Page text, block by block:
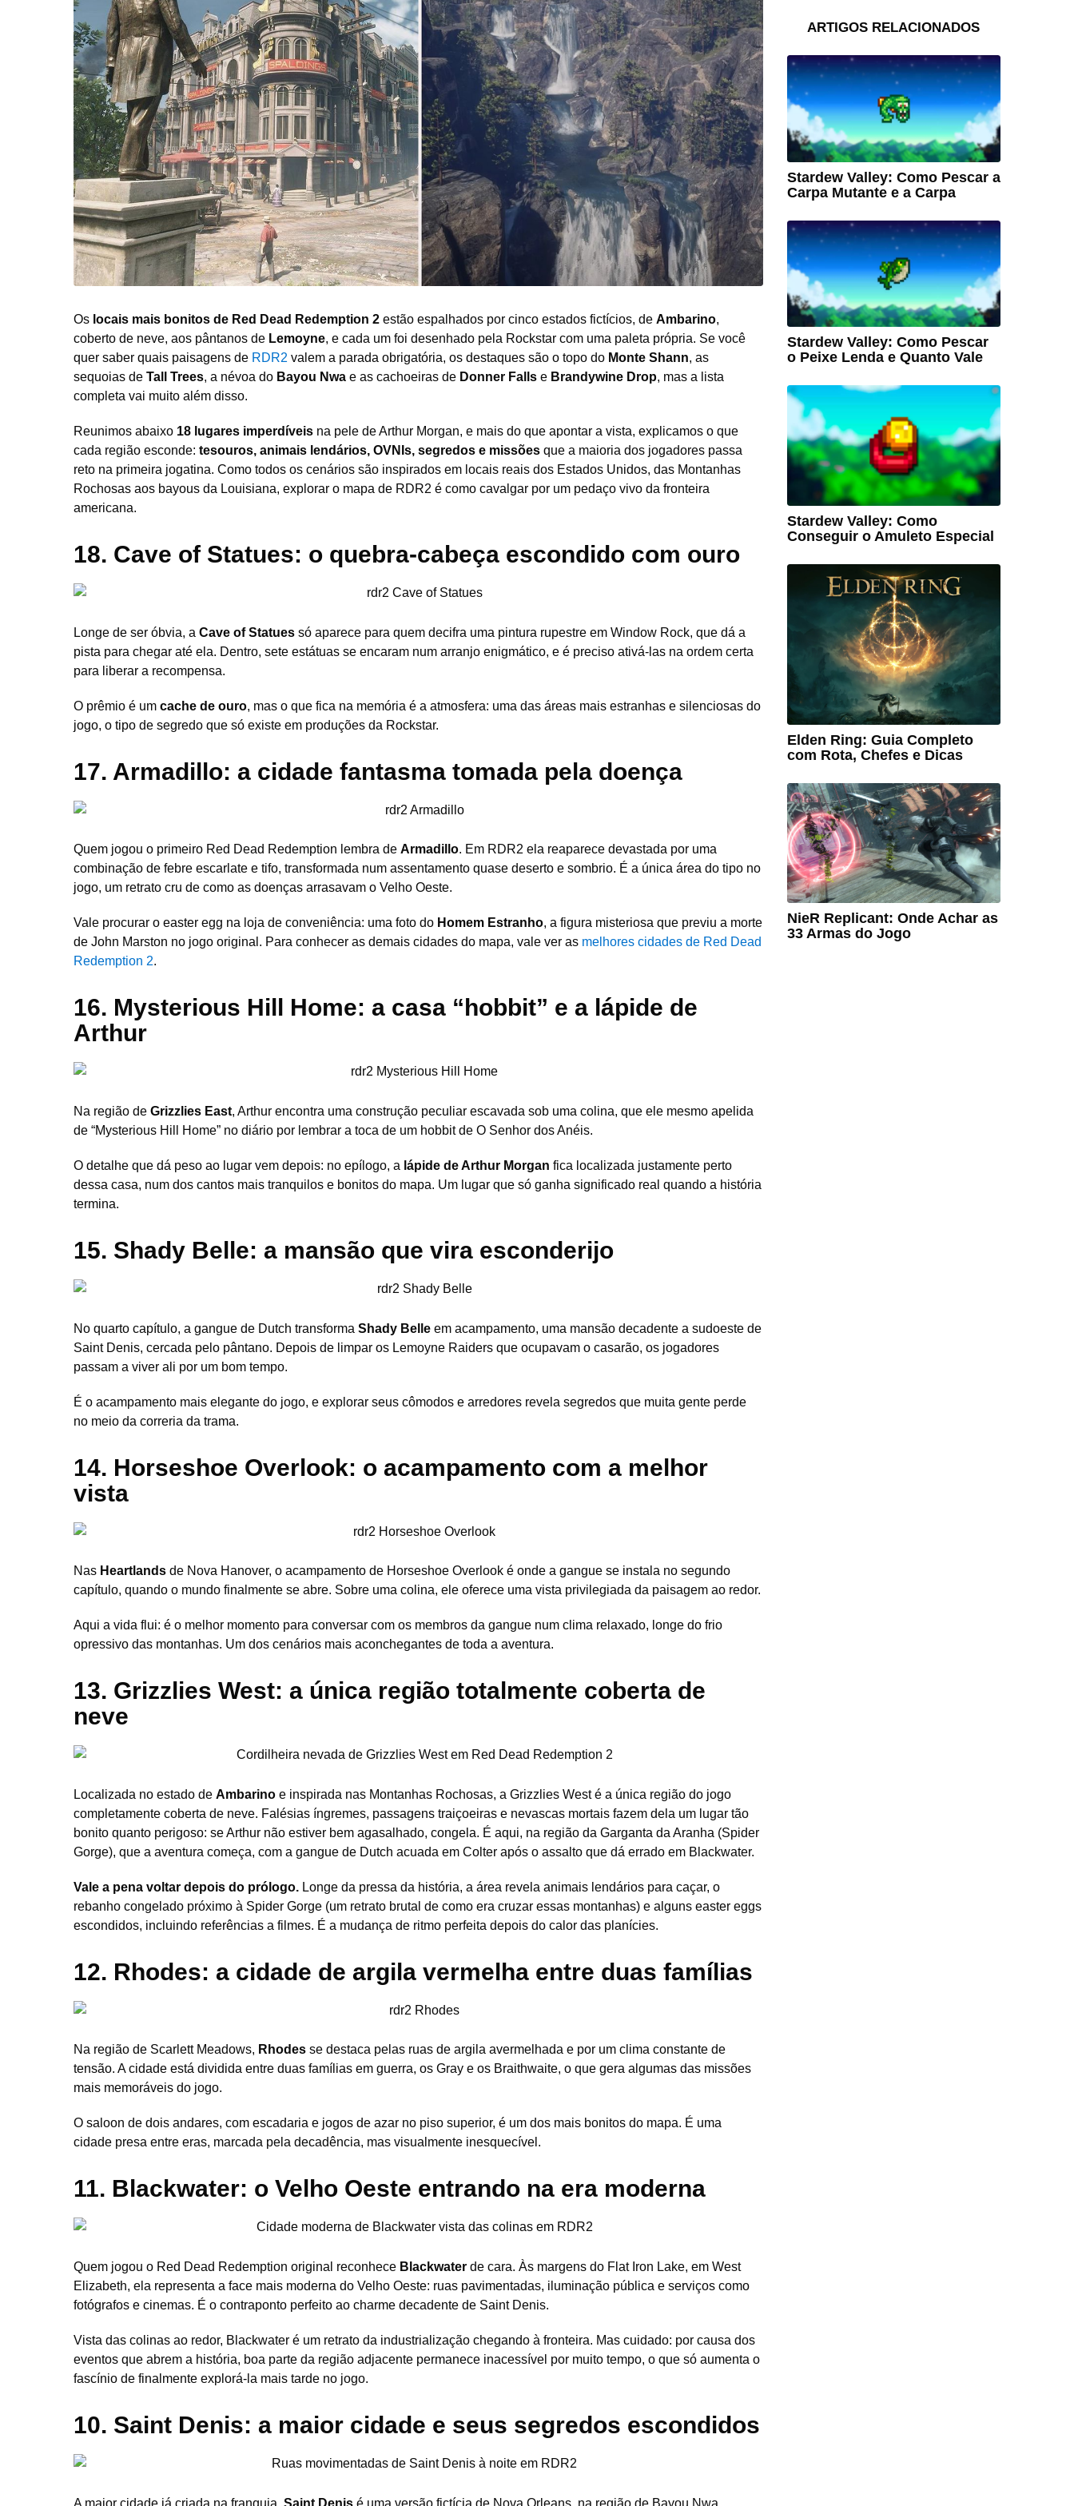
h
o
d
e
2
0
2
6
Os locais mais bonitos de Red Dead Redemption 2 estão espalhados por cinco estados fictícios, de Ambarino,
coberto de neve, aos pântanos de Lemoyne, e cada um foi desenhado pela Rockstar com uma paleta própria. Se você
quer saber quais paisagens de RDR2 valem a parada obrigatória, os destaques são o topo do Monte Shann, as
sequoias de Tall Trees, a névoa do Bayou Nwa e as cachoeiras de Donner Falls e Brandywine Drop, mas a lista
completa vai muito além disso.
Reunimos abaixo 18 lugares imperdíveis na pele de Arthur Morgan, e mais do que apontar a vista, explicamos o que
cada região esconde: tesouros, animais lendários, OVNIs, segredos e missões que a maioria dos jogadores passa
reto na primeira jogatina. Como todos os cenários são inspirados em locais reais dos Estados Unidos, das Montanhas
Rochosas aos bayous da Louisiana, explorar o mapa de RDR2 é como cavalgar por um pedaço vivo da fronteira
americana.
18. Cave of Statues: o quebra-cabeça escondido com ouro
Longe de ser óbvia, a Cave of Statues só aparece para quem decifra uma pintura rupestre em Window Rock, que dá a
pista para chegar até ela. Dentro, sete estátuas se encaram num arranjo enigmático, e é preciso ativá-las na ordem certa
para liberar a recompensa.
O prêmio é um cache de ouro, mas o que fica na memória é a atmosfera: uma das áreas mais estranhas e silenciosas do
jogo, o tipo de segredo que só existe em produções da Rockstar.
17. Armadillo: a cidade fantasma tomada pela doença
Quem jogou o primeiro Red Dead Redemption lembra de Armadillo. Em RDR2 ela reaparece devastada por uma
combinação de febre escarlate e tifo, transformada num assentamento quase deserto e sombrio. É a única área do tipo no
jogo, um retrato cru de como as doenças arrasavam o Velho Oeste.
Vale procurar o easter egg na loja de conveniência: uma foto do Homem Estranho, a figura misteriosa que previu a morte
de John Marston no jogo original. Para conhecer as demais cidades do mapa, vale ver as melhores cidades de Red Dead
Redemption 2.
16. Mysterious Hill Home: a casa “hobbit” e a lápide de
Arthur
Na região de Grizzlies East, Arthur encontra uma construção peculiar escavada sob uma colina, que ele mesmo apelida
de “Mysterious Hill Home” no diário por lembrar a toca de um hobbit de O Senhor dos Anéis.
O detalhe que dá peso ao lugar vem depois: no epílogo, a lápide de Arthur Morgan fica localizada justamente perto
dessa casa, num dos cantos mais tranquilos e bonitos do mapa. Um lugar que só ganha significado real quando a história
termina.
15. Shady Belle: a mansão que vira esconderijo
No quarto capítulo, a gangue de Dutch transforma Shady Belle em acampamento, uma mansão decadente a sudoeste de
Saint Denis, cercada pelo pântano. Depois de limpar os Lemoyne Raiders que ocupavam o casarão, os jogadores
passam a viver ali por um bom tempo.
É o acampamento mais elegante do jogo, e explorar seus cômodos e arredores revela segredos que muita gente perde
no meio da correria da trama.
14. Horseshoe Overlook: o acampamento com a melhor
vista
Nas Heartlands de Nova Hanover, o acampamento de Horseshoe Overlook é onde a gangue se instala no segundo
capítulo, quando o mundo finalmente se abre. Sobre uma colina, ele oferece uma vista privilegiada da paisagem ao redor.
Aqui a vida flui: é o melhor momento para conversar com os membros da gangue num clima relaxado, longe do frio
opressivo das montanhas. Um dos cenários mais aconchegantes de toda a aventura.
13. Grizzlies West: a única região totalmente coberta de
neve
Localizada no estado de Ambarino e inspirada nas Montanhas Rochosas, a Grizzlies West é a única região do jogo
completamente coberta de neve. Falésias íngremes, passagens traiçoeiras e nevascas mortais fazem dela um lugar tão
bonito quanto perigoso: se Arthur não estiver bem agasalhado, congela. É aqui, na região da Garganta da Aranha (Spider
Gorge), que a aventura começa, com a gangue de Dutch acuada em Colter após o assalto que dá errado em Blackwater.
Vale a pena voltar depois do prólogo. Longe da pressa da história, a área revela animais lendários para caçar, o
rebanho congelado próximo à Spider Gorge (um retrato brutal de como era cruzar essas montanhas) e alguns easter eggs
escondidos, incluindo referências a filmes. É a mudança de ritmo perfeita depois do calor das planícies.
12. Rhodes: a cidade de argila vermelha entre duas famílias
Na região de Scarlett Meadows, Rhodes se destaca pelas ruas de argila avermelhada e por um clima constante de
tensão. A cidade está dividida entre duas famílias em guerra, os Gray e os Braithwaite, o que gera algumas das missões
mais memoráveis do jogo.
O saloon de dois andares, com escadaria e jogos de azar no piso superior, é um dos mais bonitos do mapa. É uma
cidade presa entre eras, marcada pela decadência, mas visualmente inesquecível.
11. Blackwater: o Velho Oeste entrando na era moderna
Quem jogou o Red Dead Redemption original reconhece Blackwater de cara. Às margens do Flat Iron Lake, em West
Elizabeth, ela representa a face mais moderna do Velho Oeste: ruas pavimentadas, iluminação pública e serviços como
fotógrafos e cinemas. É o contraponto perfeito ao charme decadente de Saint Denis.
Vista das colinas ao redor, Blackwater é um retrato da industrialização chegando à fronteira. Mas cuidado: por causa dos
eventos que abrem a história, boa parte da região adjacente permanece inacessível por muito tempo, o que só aumenta o
fascínio de finalmente explorá-la mais tarde no jogo.
10. Saint Denis: a maior cidade e seus segredos escondidos
A maior cidade já criada na franquia, Saint Denis é uma versão fictícia de Nova Orleans, na região de Bayou Nwa
ARTIGOS RELACIONADOS
Stardew Valley: Como Pescar a
Carpa Mutante e a Carpa
Stardew Valley: Como Pescar
o Peixe Lenda e Quanto Vale
Stardew Valley: Como
Conseguir o Amuleto Especial
Elden Ring: Guia Completo
com Rota, Chefes e Dicas
NieR Replicant: Onde Achar as
33 Armas do Jogo